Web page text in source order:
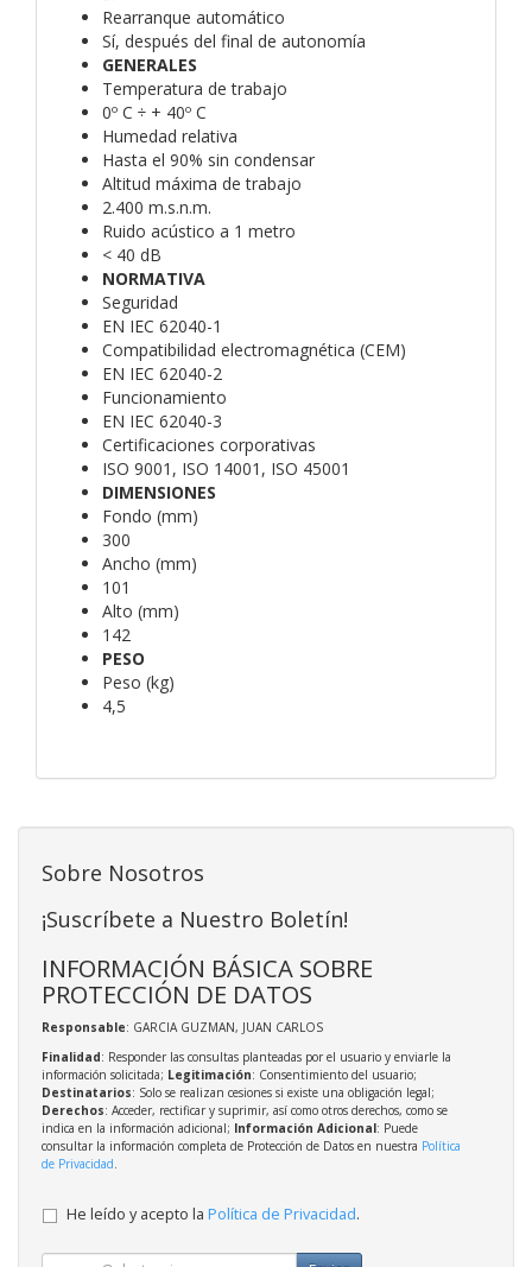
Rearranque automático
Sí, después del final de autonomía
GENERALES
Temperatura de trabajo
0º C ÷ + 40º C
Humedad relativa
Hasta el 90% sin condensar
Altitud máxima de trabajo
2.400 m.s.n.m.
Ruido acústico a 1 metro
< 40 dB
NORMATIVA
Seguridad
EN IEC 62040-1
Compatibilidad electromagnética (CEM)
EN IEC 62040-2
Funcionamiento
EN IEC 62040-3
Certificaciones corporativas
ISO 9001, ISO 14001, ISO 45001
DIMENSIONES
Fondo (mm)
300
Ancho (mm)
101
Alto (mm)
142
PESO
Peso (kg)
4,5
Sobre Nosotros
¡Suscríbete a Nuestro Boletín!
INFORMACIÓN BÁSICA SOBRE
PROTECCIÓN DE DATOS
Responsable: GARCIA GUZMAN, JUAN CARLOS
Finalidad: Responder las consultas planteadas por el usuario y enviarle la
información solicitada; Legitimación: Consentimiento del usuario;
Destinatarios: Solo se realizan cesiones si existe una obligación legal;
Derechos: Acceder, rectificar y suprimir, así como otros derechos, como se
indica en la información adicional; Información Adicional: Puede
consultar la información completa de Protección de Datos en nuestra Política
de Privacidad
He leído y acepto la Política de Privacidad.